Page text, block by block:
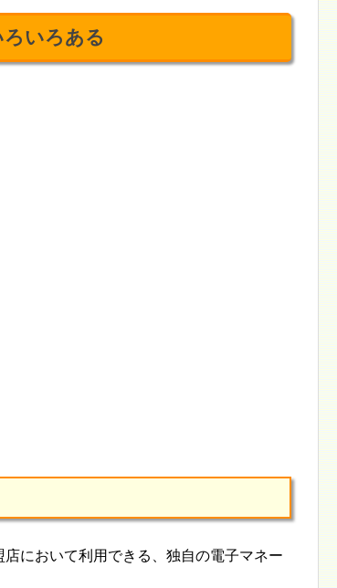
いろある
において利用できる、独自の電子マネー